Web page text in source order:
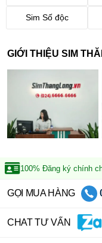
Sim Số độc
GIỚI THIỆU SIM
100% Đăng ký chính
GỌI MUA HÀNG
CHAT TƯ VẤN